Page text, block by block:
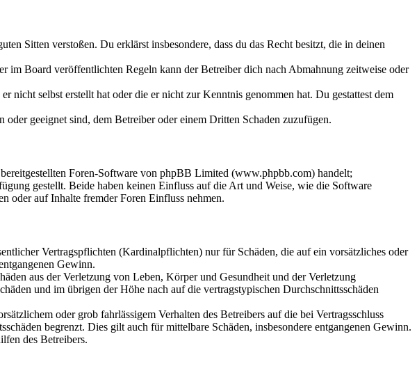
Sitten verstoßen. Du erklärst insbesondere, dass du das Recht besitzt, die in deinen
im Board veröffentlichten Regeln kann der Betreiber dich nach Abmahnung zeitweise oder
selbst erstellt hat oder die er nicht zur Kenntnis genommen hat. Du gestattest dem
geeignet sind, dem Betreiber oder einem Dritten Schaden zuzufügen.
Foren-Software von phpBB Limited (www.phpbb.com) handelt;
gestellt. Beide haben keinen Einfluss auf die Art und Weise, wie die Software
oder auf Inhalte fremder Foren Einfluss nehmen.
Vertragspflichten (Kardinalpflichten) nur für Schäden, die auf ein vorsätzliches oder
Gewinn.
aus der Verletzung von Leben, Körper und Gesundheit und der Verletzung
und im übrigen der Höhe nach auf die vertragstypischen Durchschnittsschäden
oder grob fahrlässigem Verhalten des Betreibers auf die bei Vertragsschluss
begrenzt. Dies gilt auch für mittelbare Schäden, insbesondere entgangenen Gewinn.
des Betreibers.